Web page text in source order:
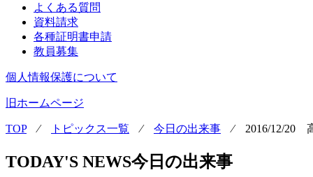
よくある質問
資料請求
各種証明書申請
教員募集
個人情報保護について
旧ホームページ
TOP⁄ トピックス一覧 ⁄ 今日の出来事 ⁄ 2016/12/20
TODAY'S NEWS今日の出来事